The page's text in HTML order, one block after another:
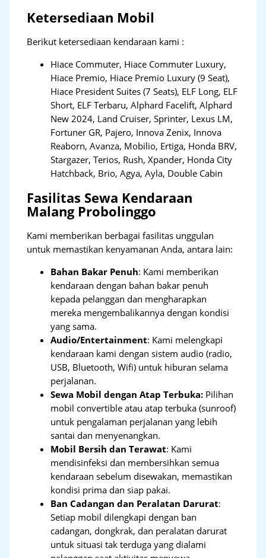
Ketersediaan Mobil
Berikut ketersediaan kendaraan kami :
Hiace Commuter, Hiace Commuter Luxury,
Hiace Premio, Hiace Premio Luxury (9 Seat),
Hiace President Suites (7 Seats), ELF Long, ELF
Short, ELF Terbaru, Alphard Facelift, Alphard
New 2024, Land Cruiser, Sprinter, Lexus LM,
Fortuner GR, Pajero, Innova Zenix, Innova
Reaborn, Avanza, Mobilio, Ertiga, Honda BRV,
Stargazer, Terios, Rush, Xpander, Honda City
Hatchback, Brio, Agya, Ayla, Double Cabin
Fasilitas Sewa Kendaraan
Malang Probolinggo
Kami memberikan berbagai fasilitas unggulan
untuk memastikan kenyamanan Anda, antara lain:
Bahan Bakar Penuh: Kami memberikan
kendaraan dengan bahan bakar penuh
kepada pelanggan dan mengharapkan
mereka mengembalikannya dengan kondisi
yang sama.
Audio/Entertainment: Kami melengkapi
kendaraan kami dengan sistem audio (radio,
USB, Bluetooth, Wifi) untuk hiburan selama
perjalanan.
Sewa Mobil dengan Atap Terbuka: Pilihan
mobil convertible atau atap terbuka (sunroof)
untuk pengalaman perjalanan yang lebih
santai dan menyenangkan.
Mobil Bersih dan Terawat: Kami
mendisinfeksi dan membersihkan semua
kendaraan sebelum disewakan, memastikan
kondisi prima dan siap pakai.
Ban Cadangan dan Peralatan Darurat:
Setiap mobil dilengkapi dengan ban
cadangan, dongkrak, dan peralatan darurat
untuk situasi tak terduga yang dialami